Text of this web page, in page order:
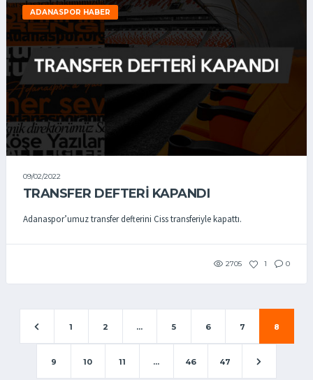
ADANASPOR HABER
09/02/2022
TRANSFER DEFTERİ KAPANDI
Adanaspor’umuz transfer defterini Ciss transferiyle kapattı.
2705 1 0
1 2 ... 5 6 7 8
9 10 11 ... 46 47